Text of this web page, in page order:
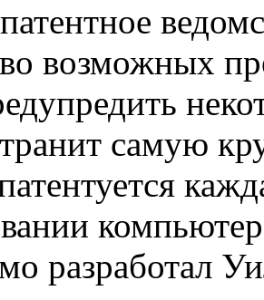
возможных
самую
разработал